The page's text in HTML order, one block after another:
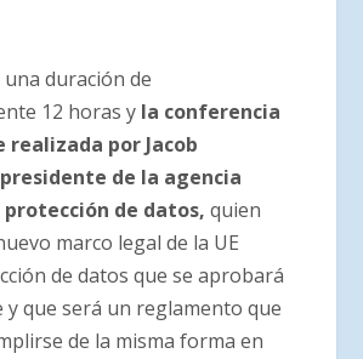
duración de
12 horas y la conferencia
realizada por Jacob
de la agencia
protección de datos, quien
marco legal de la UE
de datos que se aprobará
que será un reglamento que
de la misma forma en